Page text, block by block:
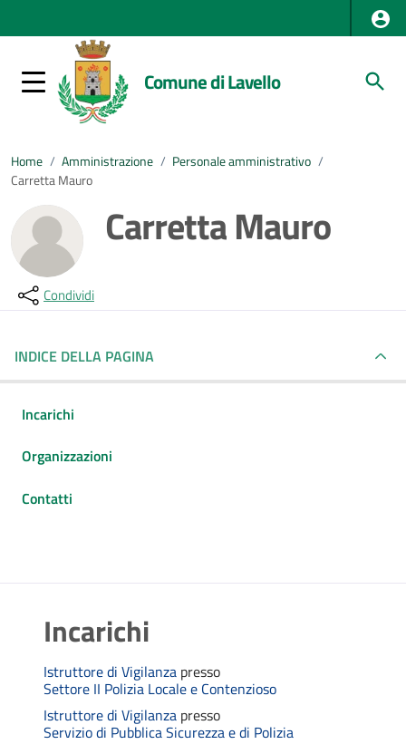
Comune di Lavello
Home / Amministrazione / Personale amministrativo /
Carretta Mauro
Carretta Mauro
Condividi
INDICE DELLA PAGINA
Incarichi
Organizzazioni
Contatti
Incarichi
Istruttore di Vigilanza presso
Settore II Polizia Locale e Contenzioso
Istruttore di Vigilanza presso
Servizio di Pubblica Sicurezza e di Polizia